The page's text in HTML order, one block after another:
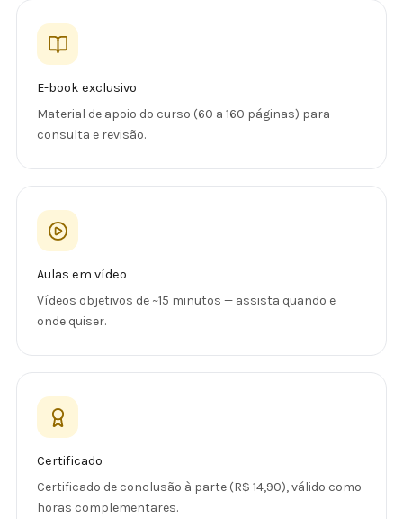
E-book exclusivo
Material de apoio do curso (60 a 160 páginas) para
consulta e revisão.
Aulas em vídeo
Vídeos objetivos de ~15 minutos — assista quando e
onde quiser.
Certificado
Certificado de conclusão à parte (R$ 14,90), válido como
horas complementares.